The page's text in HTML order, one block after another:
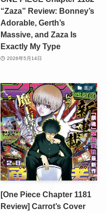
“Zaza” Review: Bonney’s
Adorable, Gerth’s
Massive, and Zaza Is
Exactly My Type
2026年5月14日
書評
[One Piece Chapter 1181
Review] Carrot’s Cover